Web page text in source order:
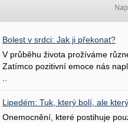
Bolest v srdci: Jak ji překonat?
V průběhu života prožíváme
Zatímco pozitivní emoce nás
Lipedém: Tuk, který bolí, ale
Onemocnění, které postihuje